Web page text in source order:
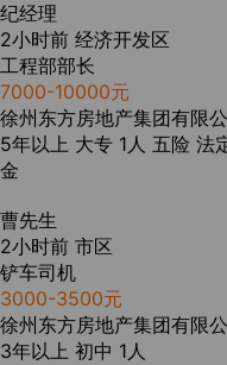
纪经理
2小时前 经济开发区
工程部部长
7000-10000元
徐州东方房地产集团有限
5年以上 大专 1人 五险 法
金
曹先生
2小时前 市区
铲车司机
3000-3500元
徐州东方房地产集团有限
3年以上 初中 1人